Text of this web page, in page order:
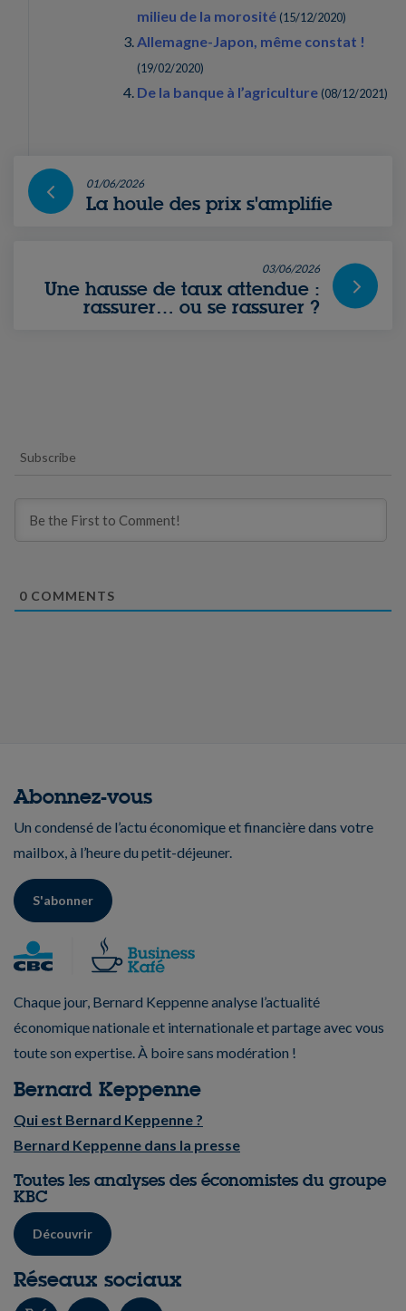
milieu de la morosité (15/12/2020)
Allemagne-Japon, même constat !
(19/02/2020)
De la banque à l’agriculture (08/12/2021)
01/06/2026
La houle des prix s'amplifie
03/06/2026
Une hausse de taux attendue :
rassurer… ou se rassurer ?
Subscribe
0 COMMENTS
Abonnez-vous
Un condensé de l’actu économique et financière dans votre
mailbox, à l’heure du petit-déjeuner.
S'abonner
Chaque jour, Bernard Keppenne analyse l’actualité
économique nationale et internationale et partage avec vous
toute son expertise. À boire sans modération !
Bernard Keppenne
Qui est Bernard Keppenne ?
Bernard Keppenne dans la presse
Toutes les analyses des économistes du groupe
KBC
Découvrir
Réseaux sociaux